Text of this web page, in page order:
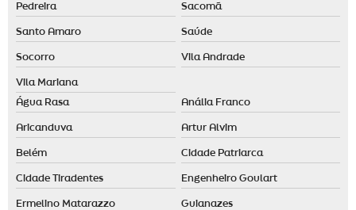
Odorizante de ambiente
Pedreira Sacomã
Santo Amaro Saúde
Socorro Vila Andrade
Vila Mariana
Água Rasa Anália Franco
Aricanduva Artur Alvim
Belém Cidade Patriarca
Cidade Tiradentes Engenheiro Goulart
Ermelino Matarazzo Guianazes